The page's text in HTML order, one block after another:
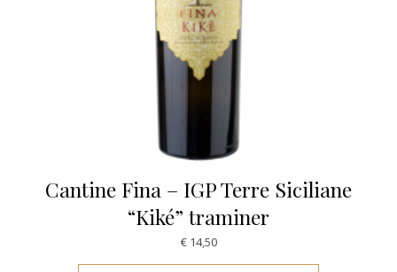
Cantine Fina – IGP Terre Siciliane
“Kiké” traminer
€14,50